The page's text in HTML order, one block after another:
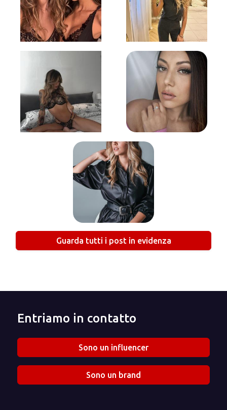
Guarda tutti i post in evidenza
Entriamo in contatto
Sono un influencer
Sono un brand